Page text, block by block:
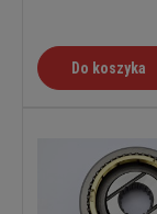
Do koszyka